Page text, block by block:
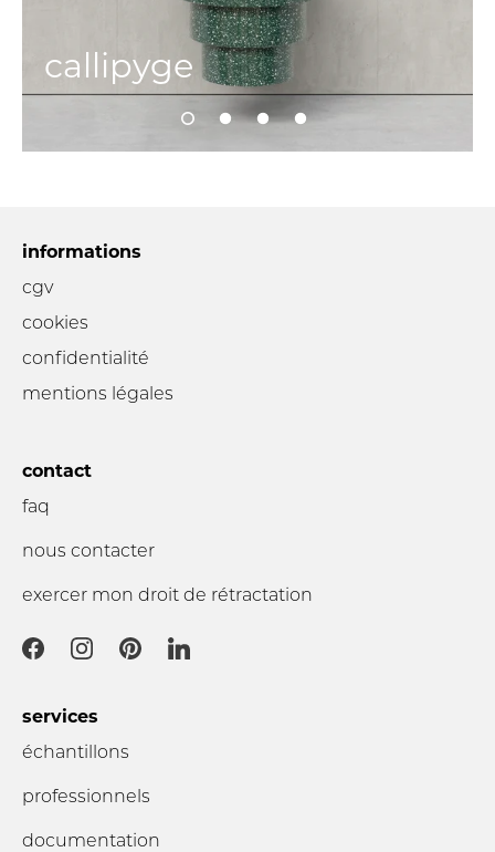
callipyge
informations
cgv
cookies
confidentialité
mentions légales
contact
faq
nous contacter
exercer mon droit de rétractation
services
échantillons
professionnels
documentation